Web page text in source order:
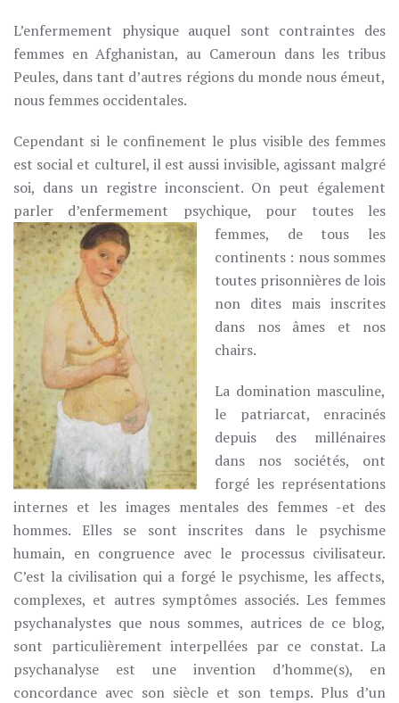
L’enfermement physique auquel sont contraintes des
femmes en Afghanistan, au Cameroun dans les tribus
Peules, dans tant d’autres régions du monde nous émeut,
nous femmes occidentales.
Cependant si le confinement le plus visible des femmes
est social et culturel, il est aussi invisible, agissant malgré
soi, dans un registre inconscient. On peut également
parler d’enfermement psychique, pour toutes les
femmes, de tous les
continents : nous sommes
toutes prisonnières de lois
non dites mais inscrites
dans nos âmes et nos
chairs.
La domination masculine,
le patriarcat, enracinés
depuis des millénaires
dans nos sociétés, ont
forgé les représentations
internes et les images mentales des femmes -et des
hommes. Elles se sont inscrites dans le psychisme
humain, en congruence avec le processus civilisateur.
C’est la civilisation qui a forgé le psychisme, les affects,
complexes, et autres symptômes associés. Les femmes
psychanalystes que nous sommes, autrices de ce blog,
sont particulièrement interpellées par ce constat. La
psychanalyse est une invention d’homme(s), en
concordance avec son siècle et son temps. Plus d’un